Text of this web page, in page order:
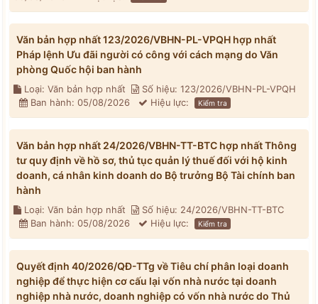
Văn bản hợp nhất 123/2026/VBHN-PL-VPQH hợp nhất
Pháp lệnh Ưu đãi người có công với cách mạng do Văn
phòng Quốc hội ban hành
Loại: Văn bản hợp nhất
Số hiệu: 123/2026/VBHN-PL-VPQH
Ban hành: 05/08/2026
Hiệu lực: Kiểm tra
Văn bản hợp nhất 24/2026/VBHN-TT-BTC hợp nhất Thông
tư quy định về hồ sơ, thủ tục quản lý thuế đối với hộ kinh
doanh, cá nhân kinh doanh do Bộ trưởng Bộ Tài chính ban
hành
Loại: Văn bản hợp nhất
Số hiệu: 24/2026/VBHN-TT-BTC
Ban hành: 05/08/2026
Hiệu lực: Kiểm tra
Quyết định 40/2026/QĐ-TTg về Tiêu chí phân loại doanh
nghiệp để thực hiện cơ cấu lại vốn nhà nước tại doanh
nghiệp nhà nước, doanh nghiệp có vốn nhà nước do Thủ